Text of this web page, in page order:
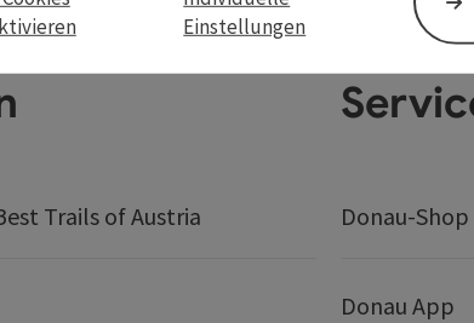
Trails of Austria Donau-Shop
Donau App
Einstellungen